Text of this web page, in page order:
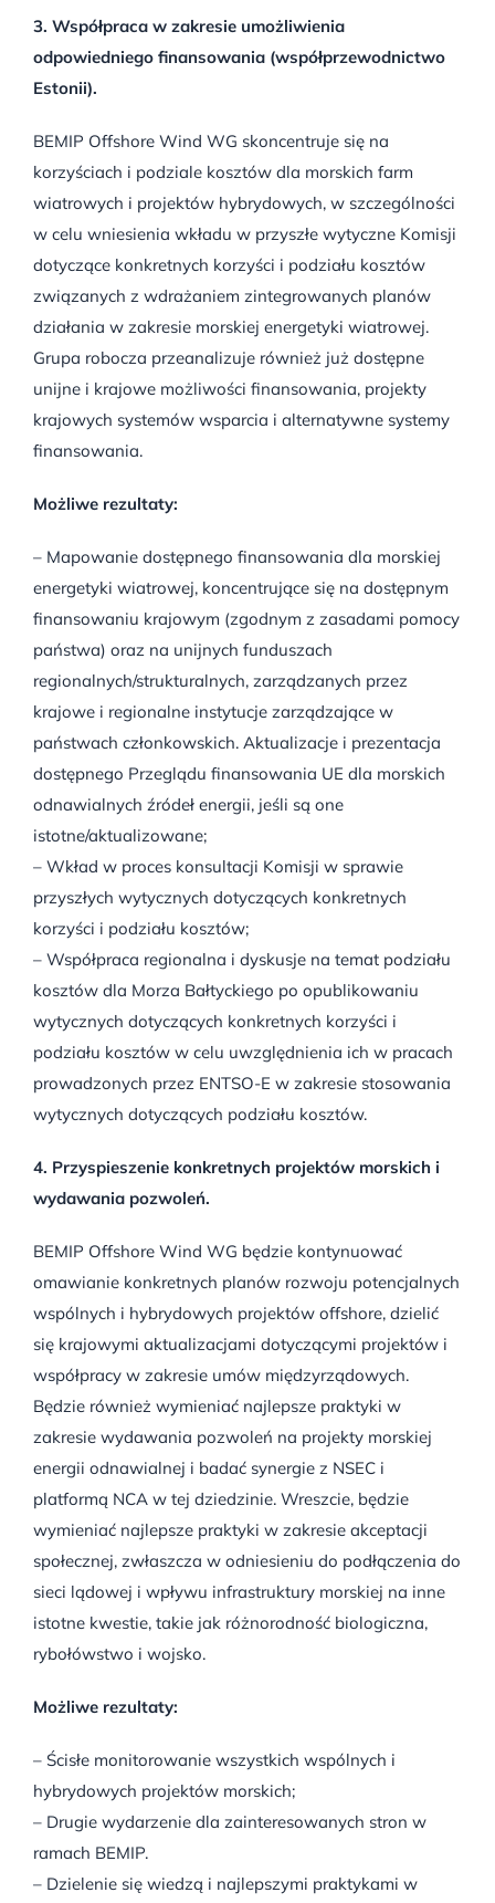
3. Współpraca w zakresie umożliwienia
odpowiedniego finansowania (współprzewodnictwo
Estonii).
BEMIP Offshore Wind WG skoncentruje się na
korzyściach i podziale kosztów dla morskich farm
wiatrowych i projektów hybrydowych, w szczególności
w celu wniesienia wkładu w przyszłe wytyczne Komisji
dotyczące konkretnych korzyści i podziału kosztów
związanych z wdrażaniem zintegrowanych planów
działania w zakresie morskiej energetyki wiatrowej.
Grupa robocza przeanalizuje również już dostępne
unijne i krajowe możliwości finansowania, projekty
krajowych systemów wsparcia i alternatywne systemy
finansowania.
Możliwe rezultaty:
– Mapowanie dostępnego finansowania dla morskiej
energetyki wiatrowej, koncentrujące się na dostępnym
finansowaniu krajowym (zgodnym z zasadami pomocy
państwa) oraz na unijnych funduszach
regionalnych/strukturalnych, zarządzanych przez
krajowe i regionalne instytucje zarządzające w
państwach członkowskich. Aktualizacje i prezentacja
dostępnego Przeglądu finansowania UE dla morskich
odnawialnych źródeł energii, jeśli są one
istotne/aktualizowane;
– Wkład w proces konsultacji Komisji w sprawie
przyszłych wytycznych dotyczących konkretnych
korzyści i podziału kosztów;
– Współpraca regionalna i dyskusje na temat podziału
kosztów dla Morza Bałtyckiego po opublikowaniu
wytycznych dotyczących konkretnych korzyści i
podziału kosztów w celu uwzględnienia ich w pracach
prowadzonych przez ENTSO-E w zakresie stosowania
wytycznych dotyczących podziału kosztów.
4. Przyspieszenie konkretnych projektów morskich i
wydawania pozwoleń.
BEMIP Offshore Wind WG będzie kontynuować
omawianie konkretnych planów rozwoju potencjalnych
wspólnych i hybrydowych projektów offshore, dzielić
się krajowymi aktualizacjami dotyczącymi projektów i
współpracy w zakresie umów międzyrządowych.
Będzie również wymieniać najlepsze praktyki w
zakresie wydawania pozwoleń na projekty morskiej
energii odnawialnej i badać synergie z NSEC i
platformą NCA w tej dziedzinie. Wreszcie, będzie
wymieniać najlepsze praktyki w zakresie akceptacji
społecznej, zwłaszcza w odniesieniu do podłączenia do
sieci lądowej i wpływu infrastruktury morskiej na inne
istotne kwestie, takie jak różnorodność biologiczna,
rybołówstwo i wojsko.
Możliwe rezultaty:
– Ścisłe monitorowanie wszystkich wspólnych i
hybrydowych projektów morskich;
– Drugie wydarzenie dla zainteresowanych stron w
ramach BEMIP.
– Dzielenie się wiedzą i najlepszymi praktykami w